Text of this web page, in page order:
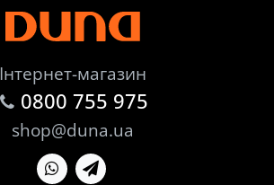
Інтернет-магазин
0800 755 975
shop@duna.ua